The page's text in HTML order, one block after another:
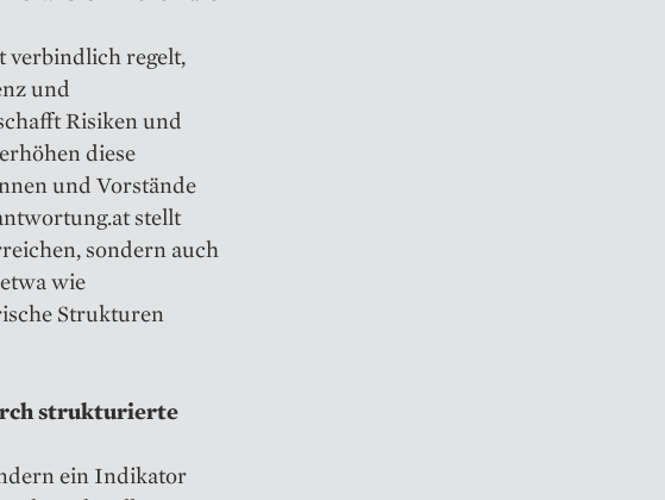
verbindlich regelt,
und
Risiken und
diese
und Vorstände
stellt
sondern auch
wie
Strukturen
strukturierte
ein Indikator